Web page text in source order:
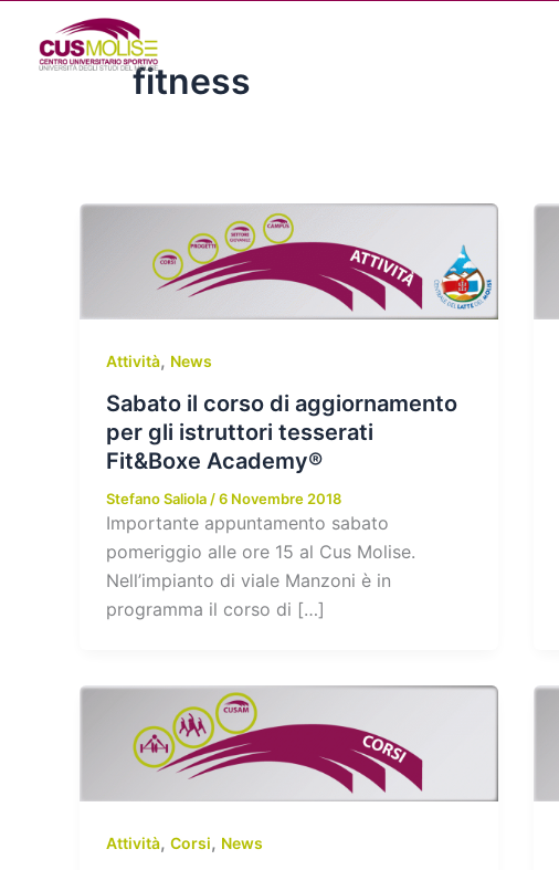
contenuto
fitness
Attività, News
Sabato il corso di aggiornamento
per gli istruttori tesserati
Fit&Boxe Academy®
Stefano Saliola /6 Novembre 2018
Importante appuntamento sabato
pomeriggio alle ore 15 al Cus Molise.
Nell’impianto di viale Manzoni è in
programma il corso di […]
Attività, Corsi, News